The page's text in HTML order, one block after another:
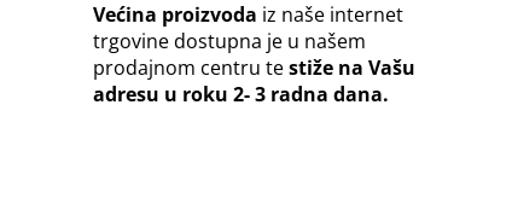
Većina proizvoda iz naše internet
trgovine dostupna je u našem
prodajnom centru testiže na Vašu
adresu u roku 2- 3 radna dana.